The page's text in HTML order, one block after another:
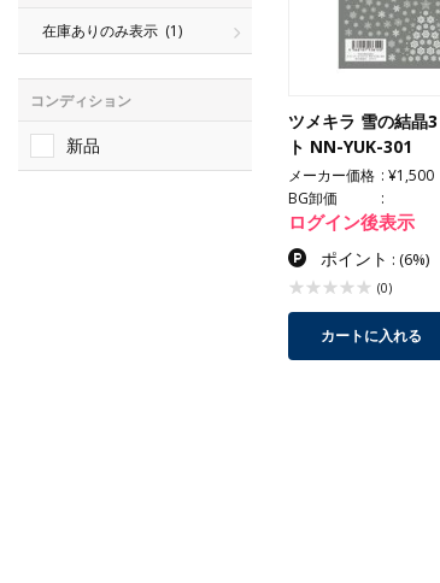
在庫ありのみ表示 (1)
コンディション
新品
ツメキラ 雪の結晶
ト NN-YUK-301
メーカー価格
¥1,500
BG卸価
ログイン後表示
ポイント : (6%)
(0)
カートに入れる